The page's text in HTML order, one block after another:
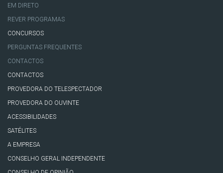
EM DIRETO
REVER PROGRAMAS
CONCURSOS
PERGUNTAS FREQUENTES
CONTACTOS
CONTACTOS
PROVEDORA DO TELESPECTADOR
PROVEDORA DO OUVINTE
ACESSIBILIDADES
SATÉLITES
A EMPRESA
CONSELHO GERAL INDEPENDENTE